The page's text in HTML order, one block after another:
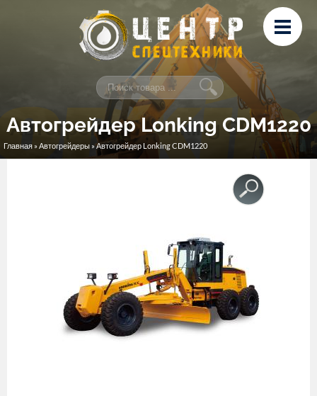
Перейти к основному содержанию
Лизинг
Сервис и ремонт
Контакты
Автогрейдер Lonking CDM1220
Вы здесь
Главная »Автогрейдеры » Автогрейдер Lonking CDM1220